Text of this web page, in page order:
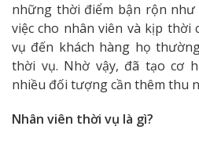
những thời điểm bận rộn
việc cho nhân viên và kịp thời
vụ đến khách hàng họ
thời vụ. Nhờ vậy, đã tạo cơ
nhiều đối tượng cần thêm thu
Nhân viên thời vụ là gì?